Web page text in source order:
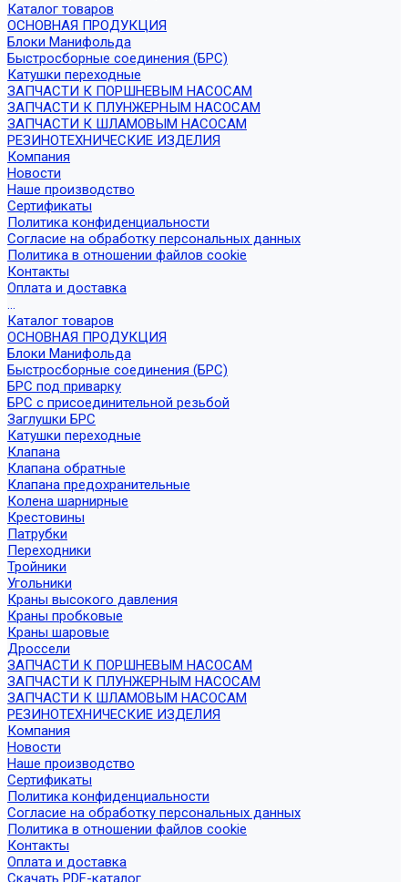
Каталог товаров
ОСНОВНАЯ ПРОДУКЦИЯ
Блоки Манифольда
Быстросборные соединения (БРС)
Катушки переходные
ЗАПЧАСТИ К ПОРШНЕВЫМ НАСОСАМ
ЗАПЧАСТИ К ПЛУНЖЕРНЫМ НАСОСАМ
ЗАПЧАСТИ К ШЛАМОВЫМ НАСОСАМ
РЕЗИНОТЕХНИЧЕСКИЕ ИЗДЕЛИЯ
Компания
Новости
Наше производство
Сертификаты
Политика конфиденциальности
Согласие на обработку персональных данных
Политика в отношении файлов cookie
Контакты
Оплата и доставка
...
Каталог товаров
ОСНОВНАЯ ПРОДУКЦИЯ
Блоки Манифольда
Быстросборные соединения (БРС)
БРС под приварку
БРС с присоединительной резьбой
Заглушки БРС
Катушки переходные
Клапана
Клапана обратные
Клапана предохранительные
Колена шарнирные
Крестовины
Патрубки
Переходники
Тройники
Угольники
Краны высокого давления
Краны пробковые
Краны шаровые
Дроссели
ЗАПЧАСТИ К ПОРШНЕВЫМ НАСОСАМ
ЗАПЧАСТИ К ПЛУНЖЕРНЫМ НАСОСАМ
ЗАПЧАСТИ К ШЛАМОВЫМ НАСОСАМ
РЕЗИНОТЕХНИЧЕСКИЕ ИЗДЕЛИЯ
Компания
Новости
Наше производство
Сертификаты
Политика конфиденциальности
Согласие на обработку персональных данных
Политика в отношении файлов cookie
Контакты
Оплата и доставка
Скачать PDF-каталог